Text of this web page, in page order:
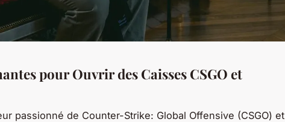
pour Ouvrir desCaisses CSGO et
passionné de Counter-Strike: Global Offensive (CSGO) et